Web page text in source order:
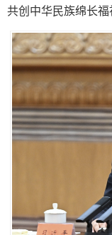
共创中华民族绵长福